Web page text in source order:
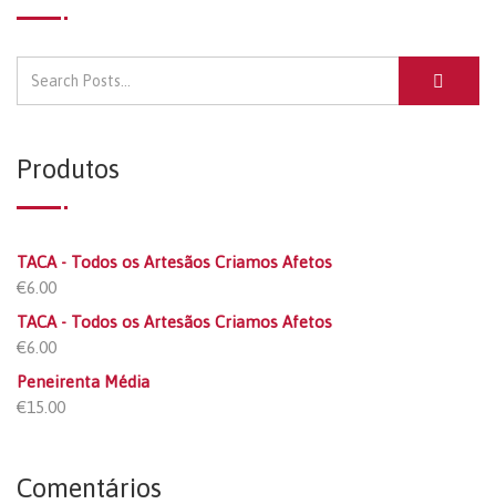
Produtos
TACA - Todos os Artesãos Criamos Afetos
€6.00
TACA - Todos os Artesãos Criamos Afetos
€6.00
Peneirenta Média
€15.00
Comentários